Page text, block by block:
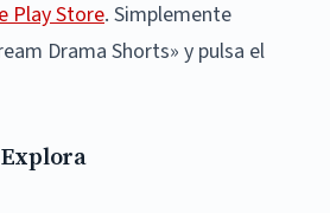
Play Store. Simplemente
Drama Shorts» y pulsa el
Explora